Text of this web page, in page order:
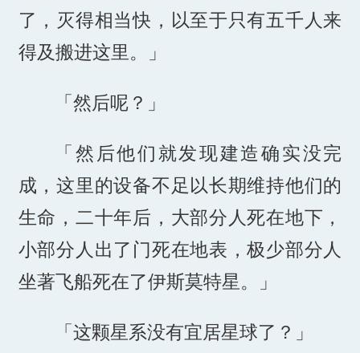
了，灭得相当快，以至于只有五千人来
得及搬进这里。」
「然后呢？」
「然后他们就发现建造确实没完
成，这里的设备不足以长期维持他们的
生命，二十年后，大部分人死在地下，
小部分人出了门死在地表，极少部分人
坐著飞船死在了伊斯莫特星。」
「这颗星系没有宜居星球了？」